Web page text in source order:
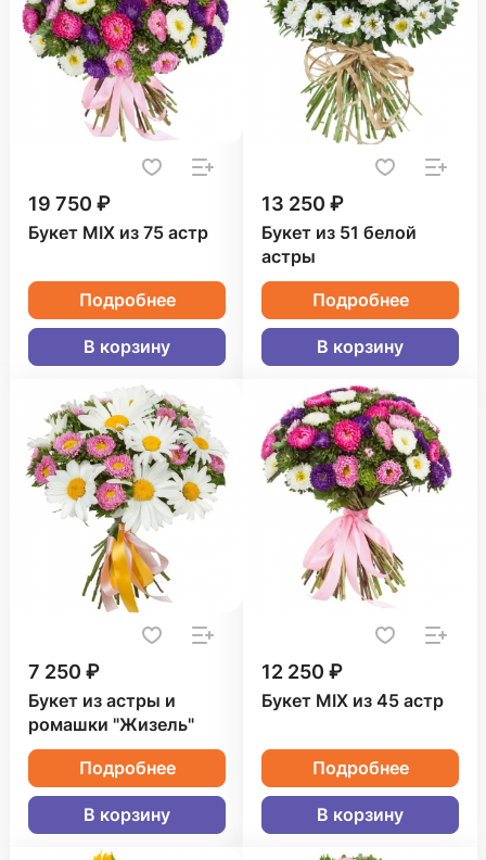
19 750 ₽
Букет MIX из 75 астр
Подробнее
В корзину
13 250 ₽
Букет из 51 белой
астры
Подробнее
В корзину
7 250 ₽
Букет из астры и
ромашки "Жизель"
Подробнее
В корзину
12 250 ₽
Букет MIX из 45 астр
Подробнее
В корзину